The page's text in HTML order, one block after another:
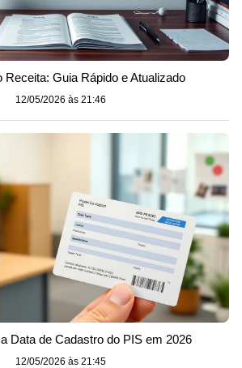
Receita: Guia Rápido e Atualizado
12/05/2026 às 21:46
Data de Cadastro do PIS em 2026
12/05/2026 às 21:45